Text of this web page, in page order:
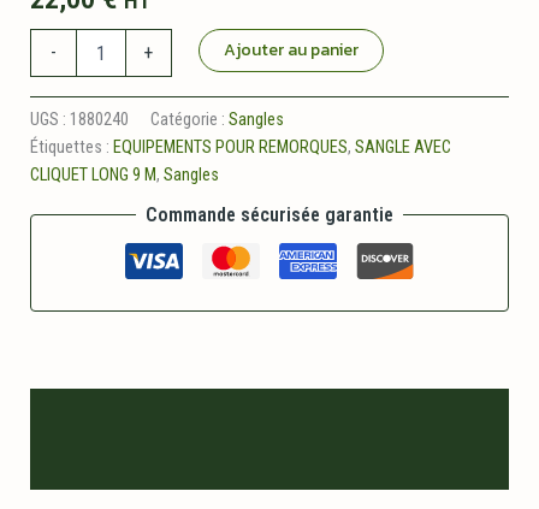
-
a
cliquet
m
+ Ajouter au panier
UGS : 1880240 Catégorie : Sangles
Étiquettes : EQUIPEMENTS POUR REMORQUES, SANGLE AVEC
CLIQUET LONG 9 M, Sangles
Commande sécurisée garantie